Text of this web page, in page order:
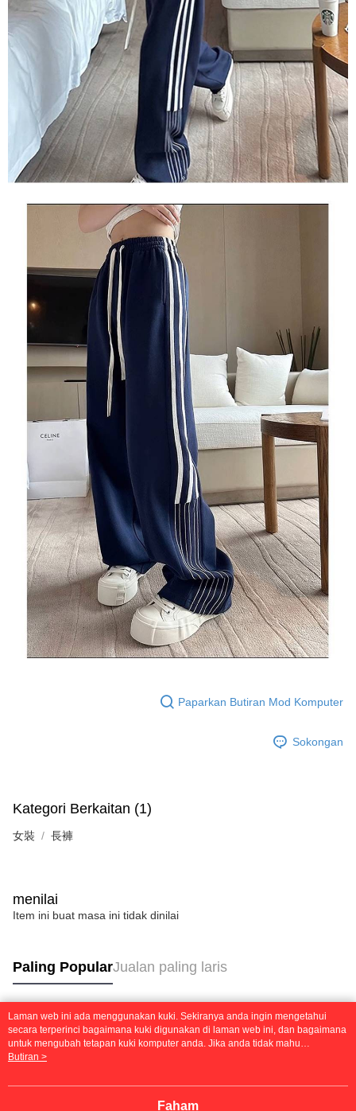
Paparkan Butiran Mod Komputer
Sokongan
Kategori Berkaitan (1)
女裝 長褲
menilai
Item ini buat masa ini tidak dinilai
Paling PopularJualan paling laris
Tag Popular
Laman web ini ada menggunakan kuki. Sekiranya anda ingin mengetahui
secara terperinci bagaimana kuki digunakan di laman web ini, dan bagaimana
untuk mengubah tetapan kuki komputer anda. Jika anda tidak mahu
menggunakan kuki di komputer anda, sila rujuk penerangan mengenai kuki.
mengetahui secara terperinci bagaimana kuki digunakan di laman web ini,
Butiran >
Faham